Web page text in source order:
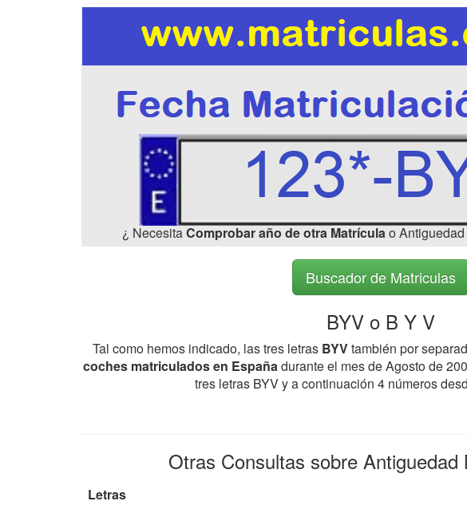
¿ NecesitaComprobar año de otra Matrículao
Buscador de Matriculas
BYV o B Y V
Tal como hemos indicado, las tres letras BYVtambién por
coches matriculados en Españadurante el mes de Agosto de
tres letras BYV y a continuación 4 números
Otras Consultas sobre Antiguedad
Letras